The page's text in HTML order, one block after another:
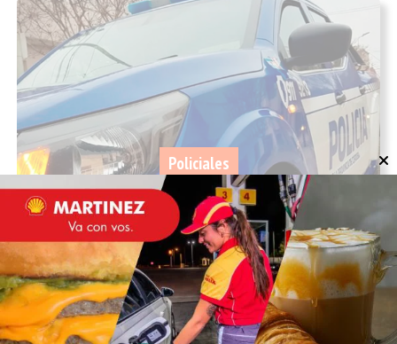
Hallaron un bebé muerto entre residuos
en una calle de San Francisco: investigan
las circunstancias
INFOtec 4.0
Policiales
30/07/2026